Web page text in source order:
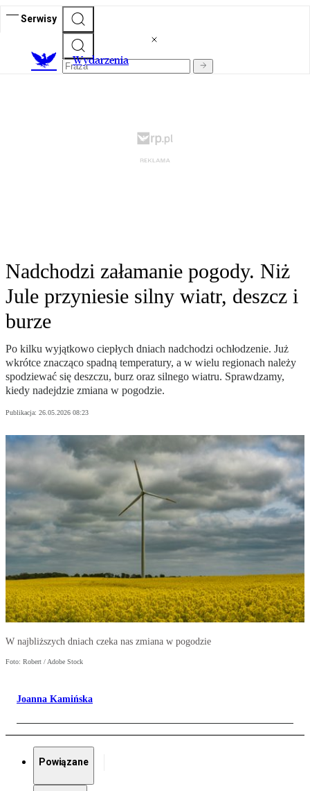
Serwisy
Wydarzenia
Nadchodzi załamanie pogody. Niż
Jule przyniesie silny wiatr, deszcz i
burze
Po kilku wyjątkowo ciepłych dniach nadchodzi ochłodzenie. Już
wkrótce znacząco spadną temperatury, a w wielu regionach należy
spodziewać się deszczu, burz oraz silnego wiatru. Sprawdzamy,
kiedy nadejdzie zmiana w pogodzie.
Publikacja: 26.05.2026 08:23
W najbliższych dniach czeka nas zmiana w pogodzie
Foto: Robert / Adobe Stock
Joanna Kamińska
Powiązane